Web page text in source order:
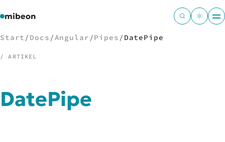
mibeon
Start
Start / Docs /Angular /Pipes / DatePipe
/ ARTIKEL
DatePipe